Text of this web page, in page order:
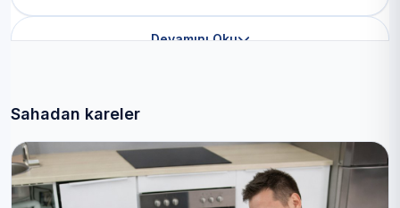
Devamını Oku
Sahadan kareler